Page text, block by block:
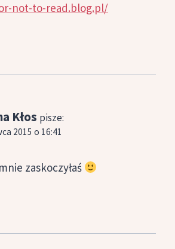
not-to-read.blog.pl/
Kłos pisze:
2015 o 16:41
zaskoczyłaś